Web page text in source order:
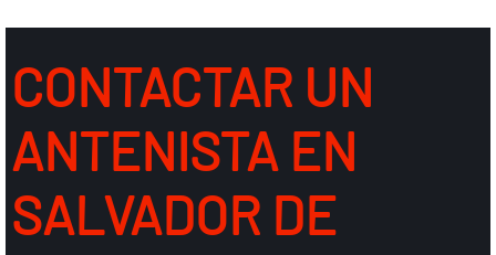
CONTACTAR UN
ANTENISTA EN
SALVADOR DE